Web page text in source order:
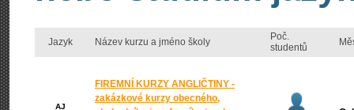
Jazyk Název kurzu a jméno školy
Poč.
studentů
AJ
FIREMNÍ KURZY ANGLIČTINY -
zakázkové kurzy obecného,